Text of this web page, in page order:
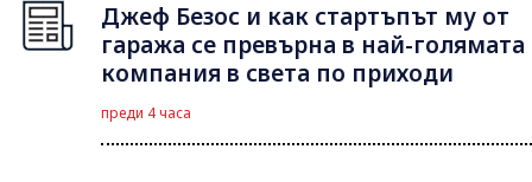
Джеф Безос и как стартъпът му от
гаража се превърна в най-голямата
компания в света по приходи
преди 4 часа